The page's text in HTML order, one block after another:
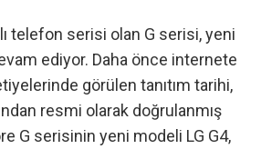
telefon serisi olan G serisi, yeni
ediyor. Daha önce internete
görülen tanıtım tarihi,
resmi olarak doğrulanmış
G serisinin yeni modeli LG G4,